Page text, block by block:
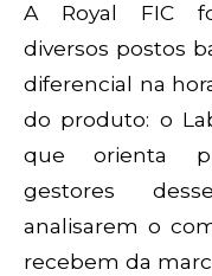
A Royal FIC
diversos postos
diferencial na
do produto: o
que orienta
gestores
analisarem o
recebem da